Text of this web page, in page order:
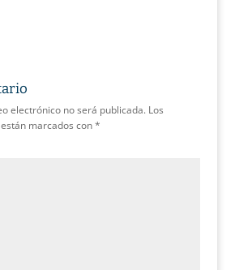
electrónico no será publicada. Los
marcados con*